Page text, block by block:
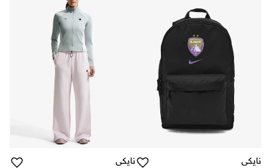
نايكي
نايكي